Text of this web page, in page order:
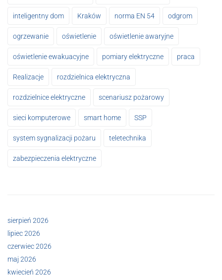
inteligentny dom Kraków norma EN 54 odgrom
ogrzewanie oświetlenie oświetlenie awaryjne
oświetlenie ewakuacyjne pomiary elektryczne praca
Realizacje rozdzielnica elektryczna
rozdzielnice elektryczne scenariusz pożarowy
sieci komputerowe smart home SSP
system sygnalizacji pożaru teletechnika
zabezpieczenia elektryczne
sierpień 2026
lipiec 2026
czerwiec 2026
maj 2026
kwiecień 2026